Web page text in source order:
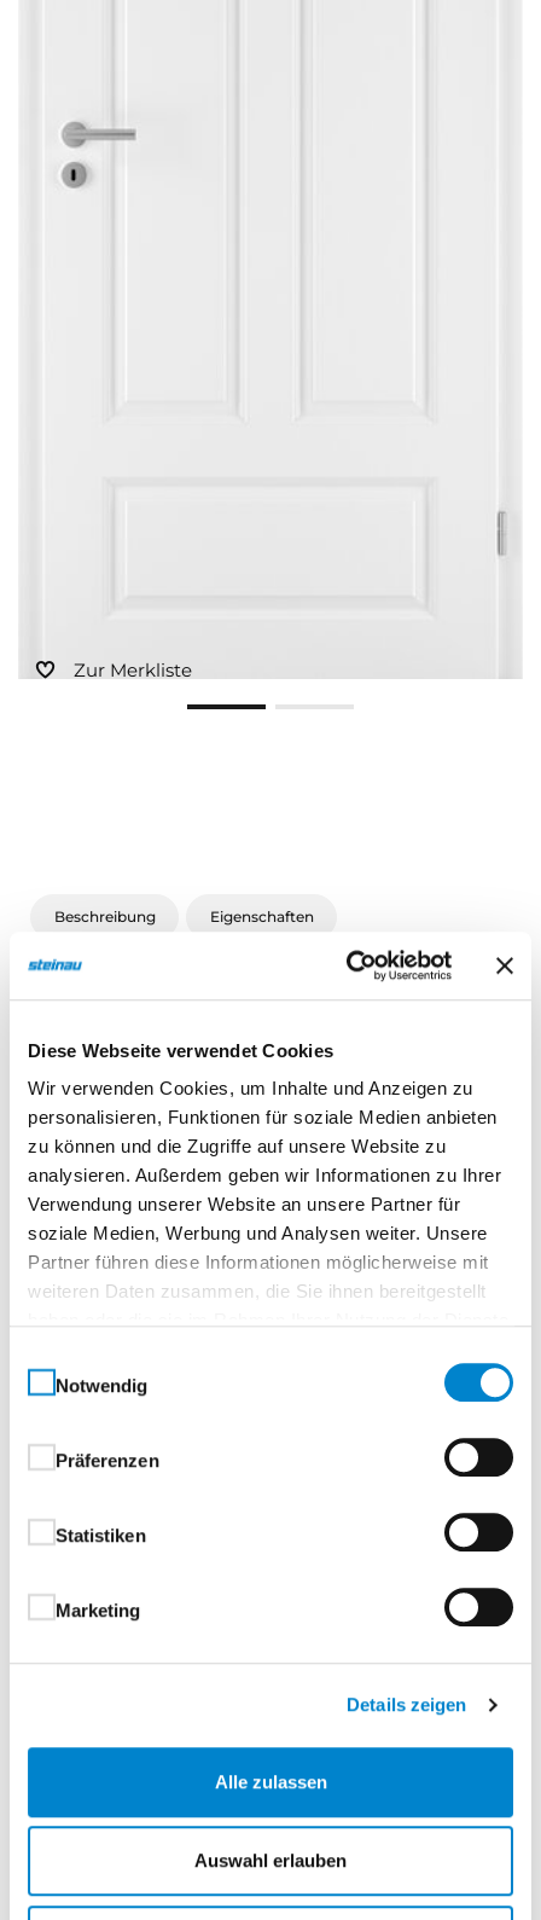
Diese Webseite verwendet Cookies
Wir verwenden Cookies, um Inhalte und Anzeigen zu
personalisieren, Funktionen für soziale Medien anbieten
zu können und die Zugriffe auf unsere Website zu
analysieren. Außerdem geben wir Informationen zu Ihrer
Verwendung unserer Website an unsere Partner für
soziale Medien, Werbung und Analysen weiter. Unsere
Partner führen diese Informationen möglicherweise mit
weiteren Daten zusammen, die Sie ihnen bereitgestellt
Notwendig
Präferenzen
Statistiken
Marketing
Details zeigen
Alle zulassen
Auswahl erlauben
Dachboden­treppen
Zur Merkliste
Beschreibung Eigenschaften
Beschreibung
Formelle 41 1LA oben Echtlack Weiß
Normtür, rundTürelement, Vollspanplatte
Eleganz und Tiefe in zeitloser FormKlassisches
Design. Dauerhafte Schönheit.
Die Formelle Serie überzeugt durch ihre zeitlos
Raum. Türen und Zargen dieser Reihe vereinen
hochwertige Verarbeitung mit einem harmonischen
Wohnkonzepte.Die pflegeleichte Lackoberfläche
dauerhafte Freude im Alltag – beständig,
unempfindlich und leicht zu reinigen.
Ihre Vorteile auf einen Blick:
Zeitlos elegantes Design – klassisch, stilvoll,
Harmonisches Gesamtbild von Tür und Zarge
Ideal für stilvolle Innenräume – privat oder